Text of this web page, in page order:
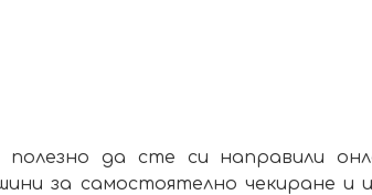
да сте си направили
за самостоятелно чекиране и